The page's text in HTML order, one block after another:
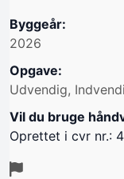
Byggeår:
2026
Opgave:
Udvendig,
Vil du bruge
Oprettet i cvr nr.: